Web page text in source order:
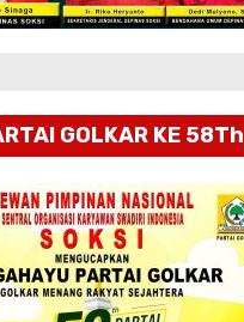
GOLKAR KE 58Th